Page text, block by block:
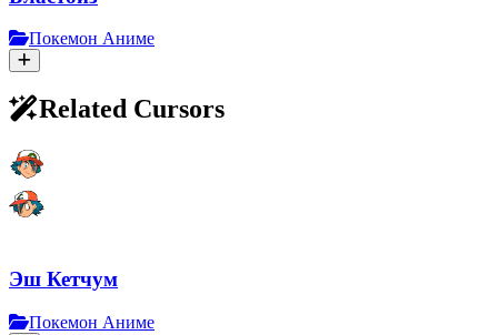
Покемон Аниме
Related Cursors
Эш Кетчум
Покемон Аниме